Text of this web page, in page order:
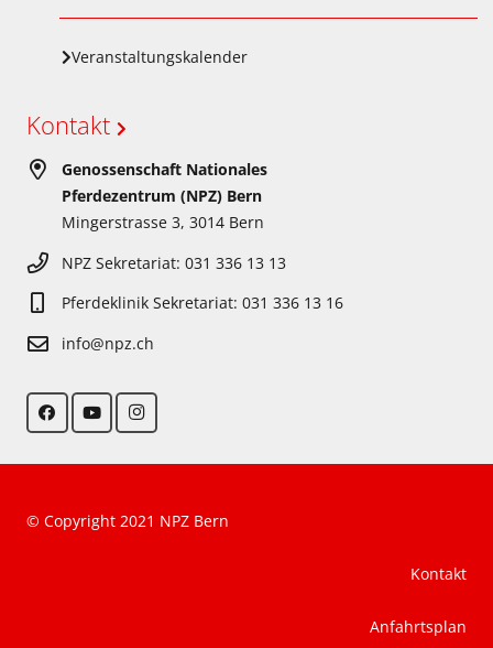
Veranstaltungskalender
Kontakt
Genossenschaft Nationales
Pferdezentrum (NPZ) Bern
Mingerstrasse 3, 3014 Bern
NPZ Sekretariat: 031 336 13 13
Pferdeklinik Sekretariat: 031 336 13 16
info@npz.ch
© Copyright 2021 NPZ Bern
Kontakt
Anfahrtsplan